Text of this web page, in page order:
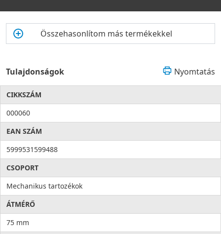
Összehasonlítom más termékekkel
Tulajdonságok Nyomtatás
CIKKSZÁM
000060
EAN SZÁM
5999531599488
CSOPORT
Mechanikus tartozékok
ÁTMÉRŐ
75 mm